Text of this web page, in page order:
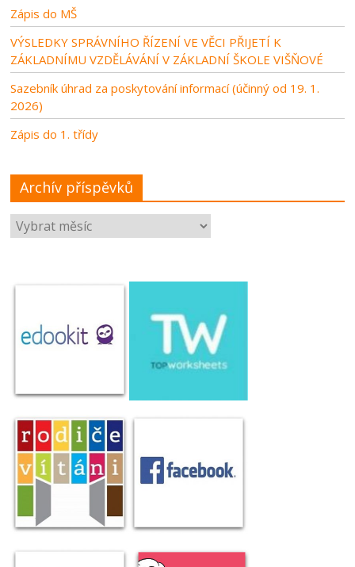
Zápis do MŠ
VÝSLEDKY SPRÁVNÍHO ŘÍZENÍ VE VĚCI PŘIJETÍ K
ZÁKLADNÍMU VZDĚLÁVÁNÍ V ZÁKLADNÍ ŠKOLE VIŠŇOVÉ
Sazebník úhrad za poskytování informací (účinný od 19. 1.
2026)
Zápis do 1. třídy
Archív příspěvků